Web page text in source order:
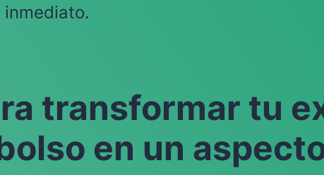
inmediato.
transformar tu
en un